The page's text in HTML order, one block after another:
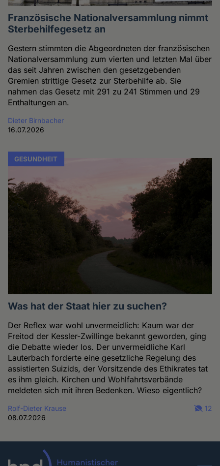
Französische Nationalversammlung nimmt
Sterbehilfegesetz an
Gestern stimmten die Abgeordneten der französischen
Nationalversammlung zum vierten und letzten Mal über
das seit Jahren zwischen den gesetzgebenden
Gremien strittige Gesetz zur Sterbehilfe ab. Sie
nahmen das Gesetz mit 291 zu 241 Stimmen und 29
Enthaltungen an.
Dieter Birnbacher
16.07.2026
GESUNDHEIT
Was hat der Staat hier zu suchen?
Der Reflex war wohl unvermeidlich: Kaum war der
Freitod der Kessler-Zwillinge bekannt geworden, ging
die Debatte wieder los. Der unvermeidliche Karl
Lauterbach forderte eine gesetzliche Regelung des
assistierten Suizids, der Vorsitzende des Ethikrates tat
es ihm gleich. Kirchen und Wohlfahrtsverbände
meldeten sich mit ihren Bedenken. Wieso eigentlich?
Rolf-Dieter Krause
08.07.2026
12